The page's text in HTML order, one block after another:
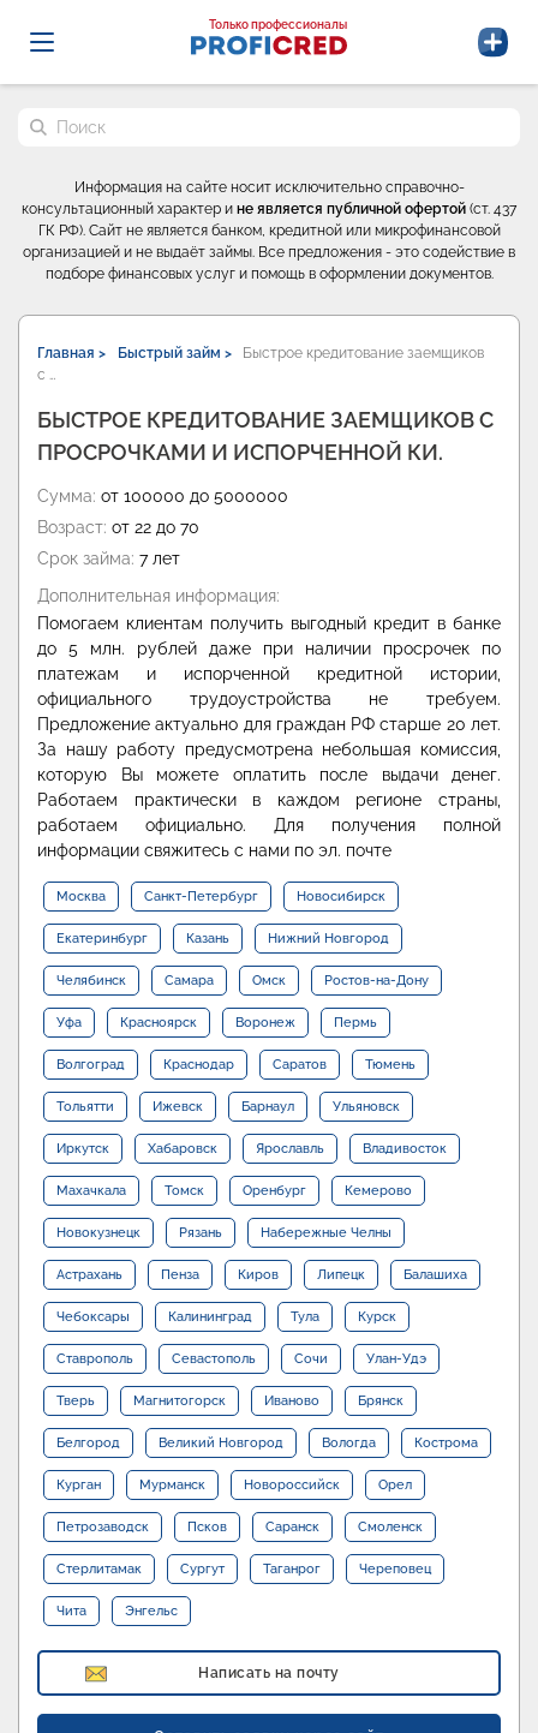
Probrokery - Только профессионалы
Только профессионалы
Поиск по сайту
Информация на сайте носит исключительно справочно-
консультационный характер и не является публичной офертой (ст. 437
ГК РФ). Сайт не является банком, кредитной или микрофинансовой
организацией и не выдаёт займы. Все предложения - это содействие в
подборе финансовых услуг и помощь в оформлении документов.
Главная > Быстрый займ >
Быстрое кредитование заемщиков
с …
БЫСТРОЕ КРЕДИТОВАНИЕ ЗАЕМЩИКОВ С
ПРОСРОЧКАМИ И ИСПОРЧЕННОЙ КИ.
Сумма: от 100000 до 5000000
Возраст: от 22 до 70
Срок займа: 7 лет
Дополнительная информация:
Помогаем клиентам получить выгодный кредит в банке
до 5 млн. рублей даже при наличии просрочек по
платежам и испорченной кредитной истории,
официального трудоустройства не требуем.
Предложение актуально для граждан РФ старше 20 лет.
За нашу работу предусмотрена небольшая комиссия,
которую Вы можете оплатить после выдачи денег.
Работаем практически в каждом регионе страны,
работаем официально. Для получения полной
информации свяжитесь с нами по эл. почте
Москва Санкт-Петербург Новосибирск
Екатеринбург Казань Нижний Новгород
Челябинск Самара Омск Ростов-на-Дону
Уфа Красноярск Воронеж Пермь
Волгоград Краснодар Саратов Тюмень
Тольятти Ижевск Барнаул Ульяновск
Иркутск Хабаровск Ярославль Владивосток
Махачкала Томск Оренбург Кемерово
Новокузнецк Рязань Набережные Челны
Астрахань Пенза Киров Липецк Балашиха
Чебоксары Калининград Тула Курск
Ставрополь Севастополь Сочи Улан-Удэ
Тверь Магнитогорск Иваново Брянск
Белгород Великий Новгород Вологда Кострома
Курган Мурманск Новороссийск Орел
Петрозаводск Псков Саранск Смоленск
Стерлитамак Сургут Таганрог Череповец
Чита Энгельс
Написать на почту